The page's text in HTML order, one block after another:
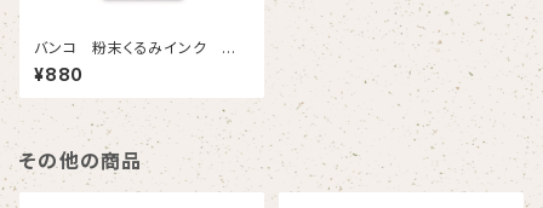
バンコ 粉末くるみインク ブラ
ック
¥880
その他の商品